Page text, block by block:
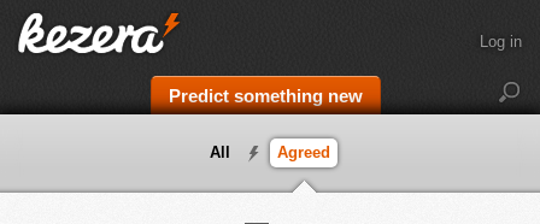
Predict something new
Log in
All Agreed